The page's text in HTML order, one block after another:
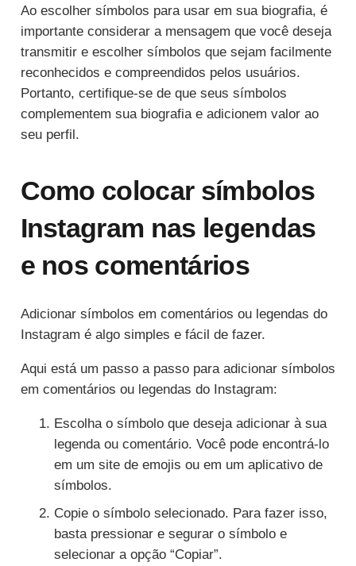
Ao escolher símbolos para usar em sua biografia, é
importante considerar a mensagem que você deseja
transmitir e escolher símbolos que sejam facilmente
reconhecidos e compreendidos pelos usuários.
Portanto, certifique-se de que seus símbolos
complementem sua biografia e adicionem valor ao
seu perfil.
Como colocar símbolos
Instagram nas legendas
e nos comentários
Adicionar símbolos em comentários ou legendas do
Instagram é algo simples e fácil de fazer.
Aqui está um passo a passo para adicionar símbolos
em comentários ou legendas do Instagram:
Escolha o símbolo que deseja adicionar à sua
legenda ou comentário. Você pode encontrá-lo
em um site de emojis ou em um aplicativo de
símbolos.
Copie o símbolo selecionado. Para fazer isso,
basta pressionar e segurar o símbolo e
selecionar a opção “Copiar”.